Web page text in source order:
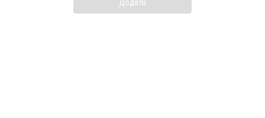
Додати